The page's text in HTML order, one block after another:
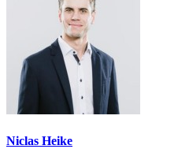
Niclas Heike